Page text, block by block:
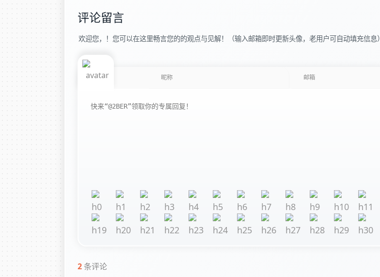
评论留言
欢迎您，！您可以在这里畅言您的的观点与见解！（输入邮箱即时更新头像，老用户可自动填充信息）
2条评论